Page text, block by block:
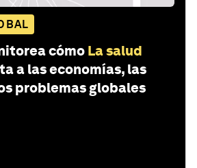
cómo La salud
a las economías, las
problemas globales